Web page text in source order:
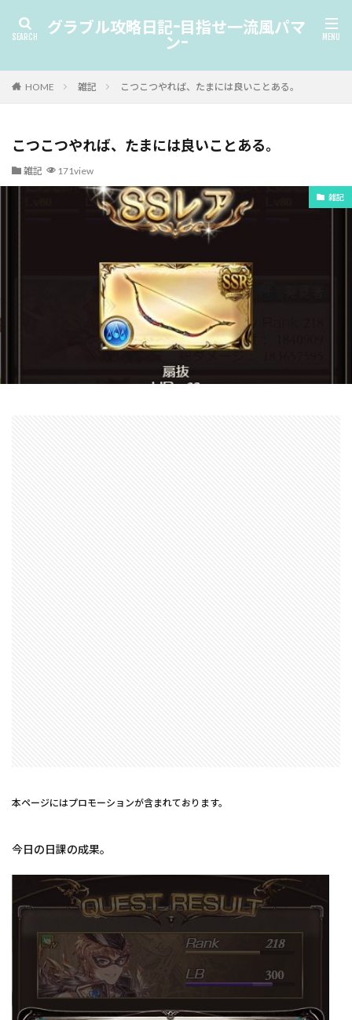
グラブル攻略日記-目指せ一流風パマ
ン-
HOME 雑記 こつこつやれば、たまには良いことある。
こつこつやれば、たまには良いことある。
雑記 171view
雑記
本ページにはプロモーションが含まれております。
今日の日課の成果。